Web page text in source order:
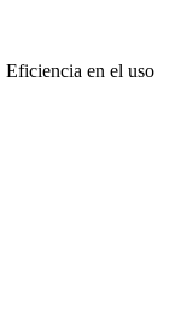
Eficiencia en el uso